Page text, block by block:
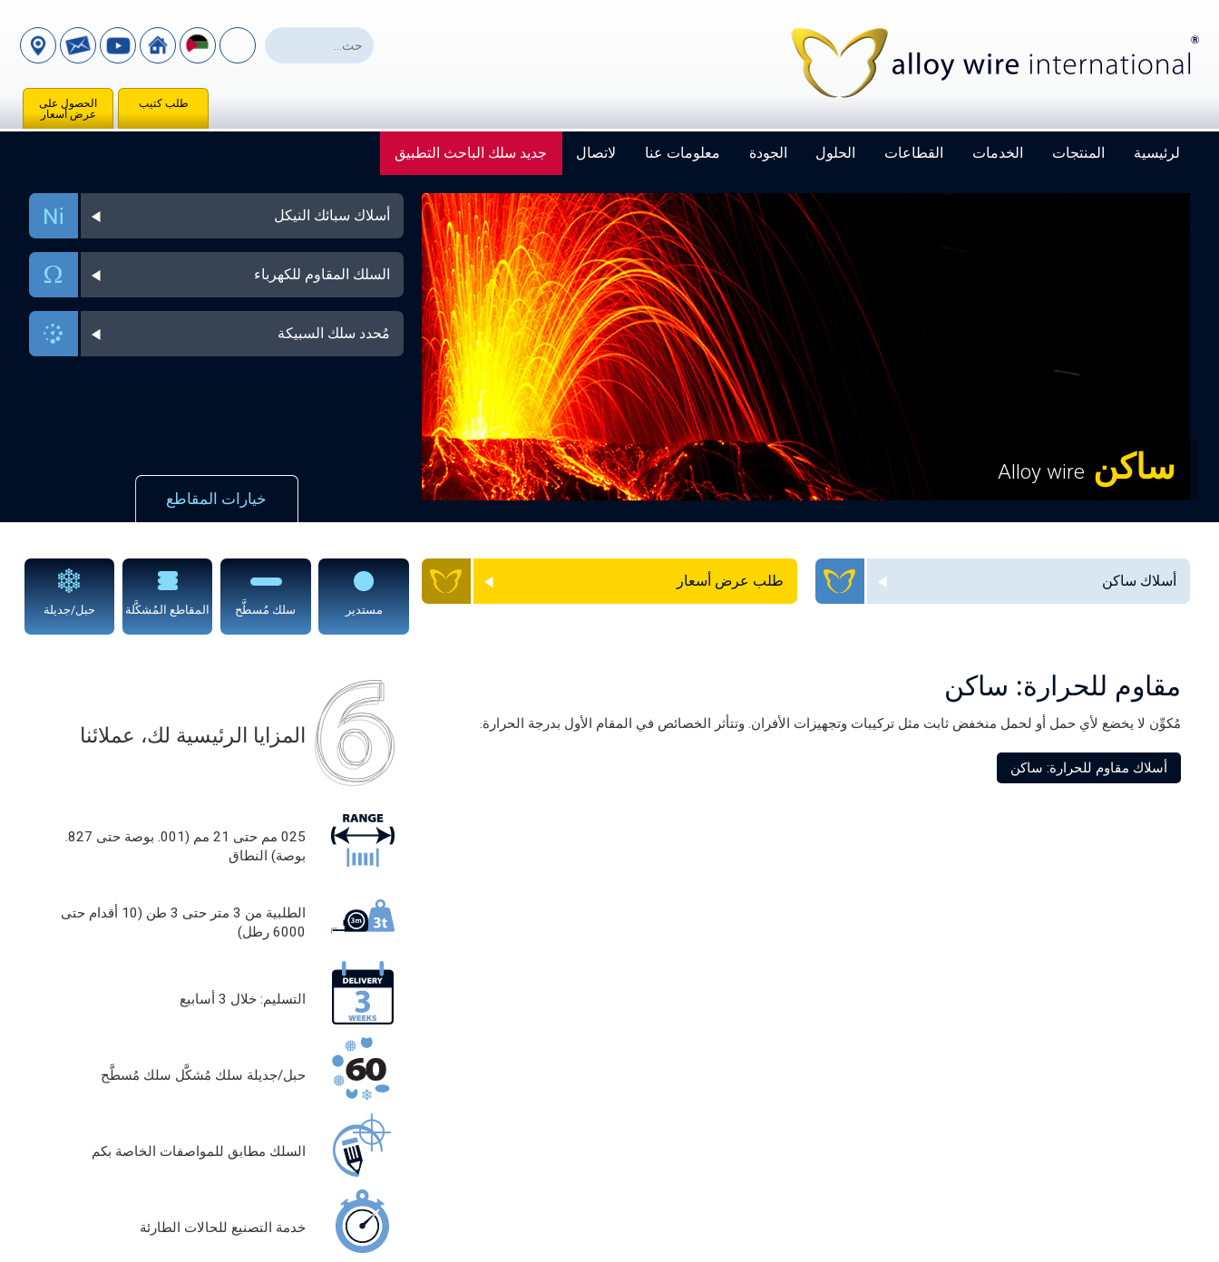
الحصول على
عرض أسعار
طلب كتيب
لرئيسية المنتجات الخدمات القطاعات الحلول الجودة معلومات عنا لاتصال جديد سلك الباحث التطبيق
ساكن Alloy wire
أسلاك سبائك النيكل
السلك المقاوم للكهرباء
مُحدد سلك السبيكة
أسلاك ساكن طلب عرض أسعار
خيارات المقاطع
مستدير سلك مُسطَّح المقاطع المُشكَّلة حبل/جديلة
مقاوم للحرارة: ساكن
مُكوِّن لا يخضع لأي حمل أو لحمل منخفض ثابت مثل تركيبات وتجهيزات الأفران. وتتأثر الخصائص في المقام الأول بدرجة الحرارة.
أسلاك مقاوم للحرارة: ساكن
المزايا الرئيسية لك، عملائنا
025 مم حتى 21 مم (001. بوصة حتى 827.
بوصة) النطاق
الطلبية من 3 متر حتى 3 طن (10 أقدام حتى
6000 رطل)
التسليم: خلال 3 أسابيع
حبل/جديلة سلك مُشكَّل سلك مُسطَّح
السلك مطابق للمواصفات الخاصة بكم
خدمة التصنيع للحالات الطارئة